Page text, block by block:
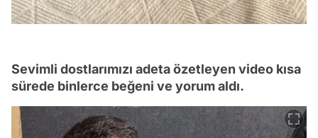
Sevimli dostlarımızı adeta özetleyen video kısa
sürede binlerce beğeni ve yorum aldı.